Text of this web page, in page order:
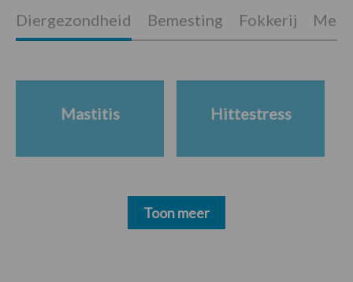
Diergezondheid Bemesting Fokkerij
Mastitis Hittestress
Toon meer